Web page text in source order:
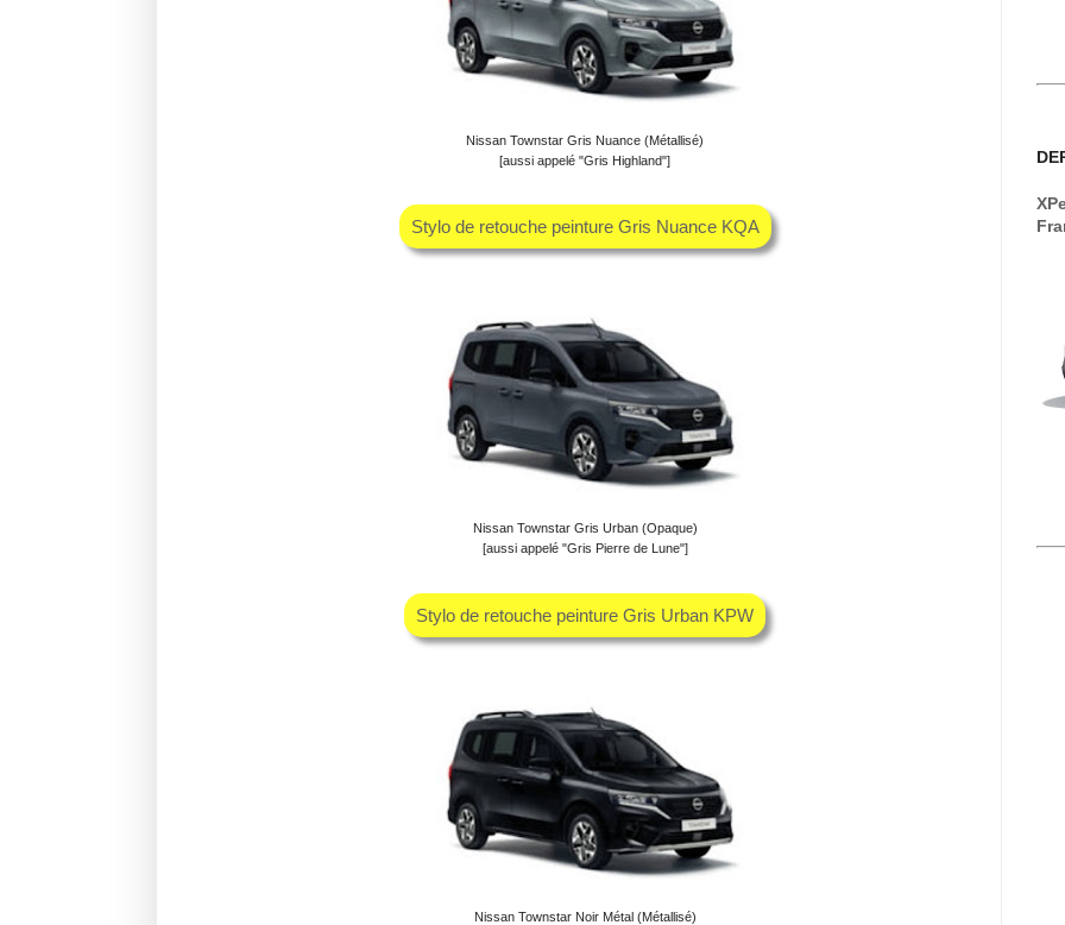
Nissan Townstar Gris Nuance (Métallisé)
[aussi appelé "Gris Highland"]
Stylo de retouche peinture Gris Nuance KQA
Nissan Townstar Gris Urban (Opaque)
[aussi appelé "Gris Pierre de Lune"]
Stylo de retouche peinture Gris Urban KPW
Nissan Townstar Noir Métal (Métallisé)